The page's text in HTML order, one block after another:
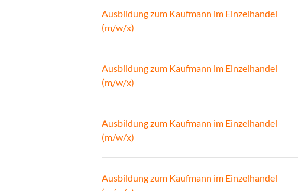
Ausbildung zum Kaufmann im Einzelhandel
(m/w/x)
Ausbildung zum Kaufmann im Einzelhandel
(m/w/x)
Ausbildung zum Kaufmann im Einzelhandel
(m/w/x)
Ausbildung zum Kaufmann im Einzelhandel